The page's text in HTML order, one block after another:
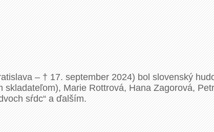
– † 17. september 2024) bol slovenský
skladateľom), Marie Rottrová, Hana Zagorová,
sŕdc“ a ďalším.